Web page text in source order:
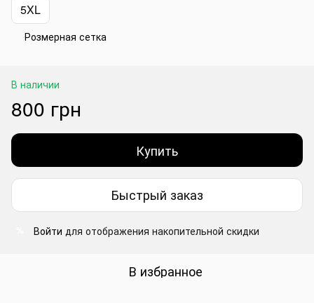
5XL
Розмерная сетка
В наличии
800 грн
Купить
Быстрый заказ
Войти для отображения накопительной скидки
В избранное